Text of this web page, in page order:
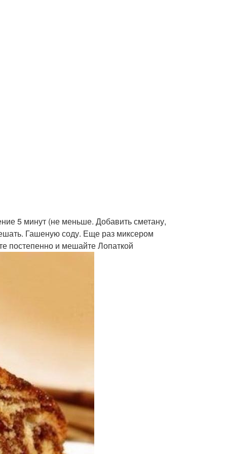
5 минут (не меньше. Добавить сметану,
Гашеную соду. Еще раз миксером
постепенно и мешайте Лопаткой